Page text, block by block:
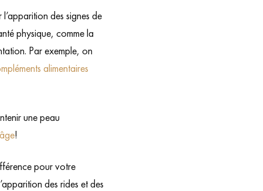
des signes de
physique, comme la
Par exemple, on
alimentaires
une peau
!
pour votre
des rides et des